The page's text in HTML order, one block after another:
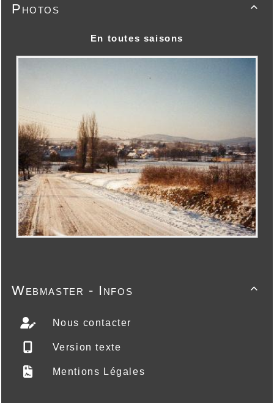

Photos
En toutes saisons

Webmaster - Infos
Nous contacter
Version texte
Mentions Légales